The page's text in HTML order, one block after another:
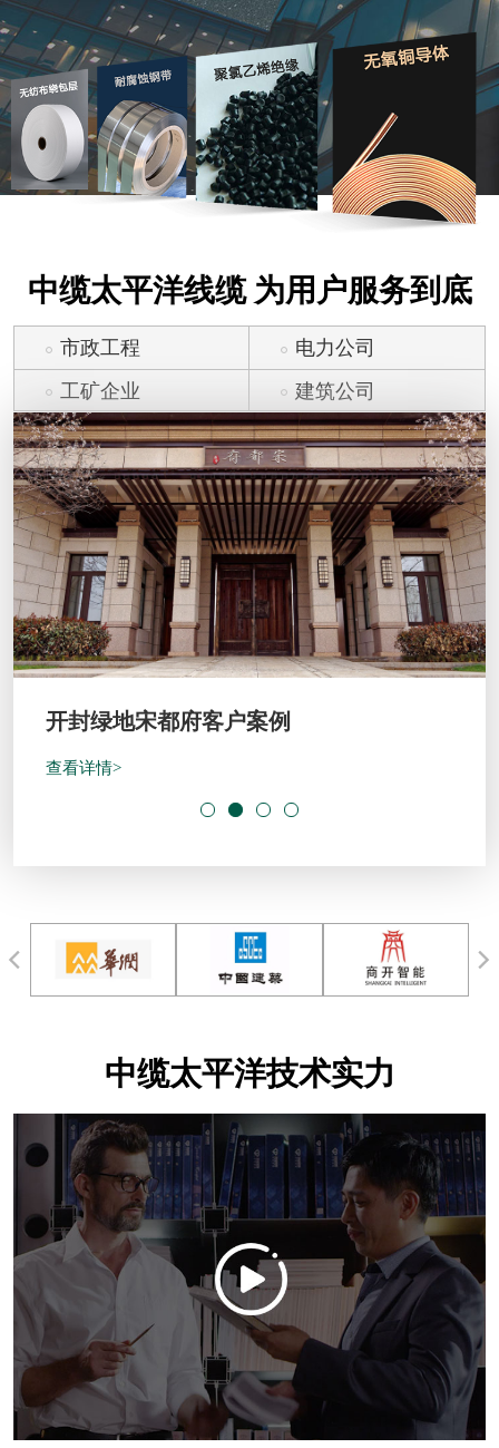
中缆太平洋线缆 为用户服务到底
市政工程
电力公司
工矿企业
建筑公司
开封绿地宋都府客户案例
查看详情>
中缆太平洋技术实力